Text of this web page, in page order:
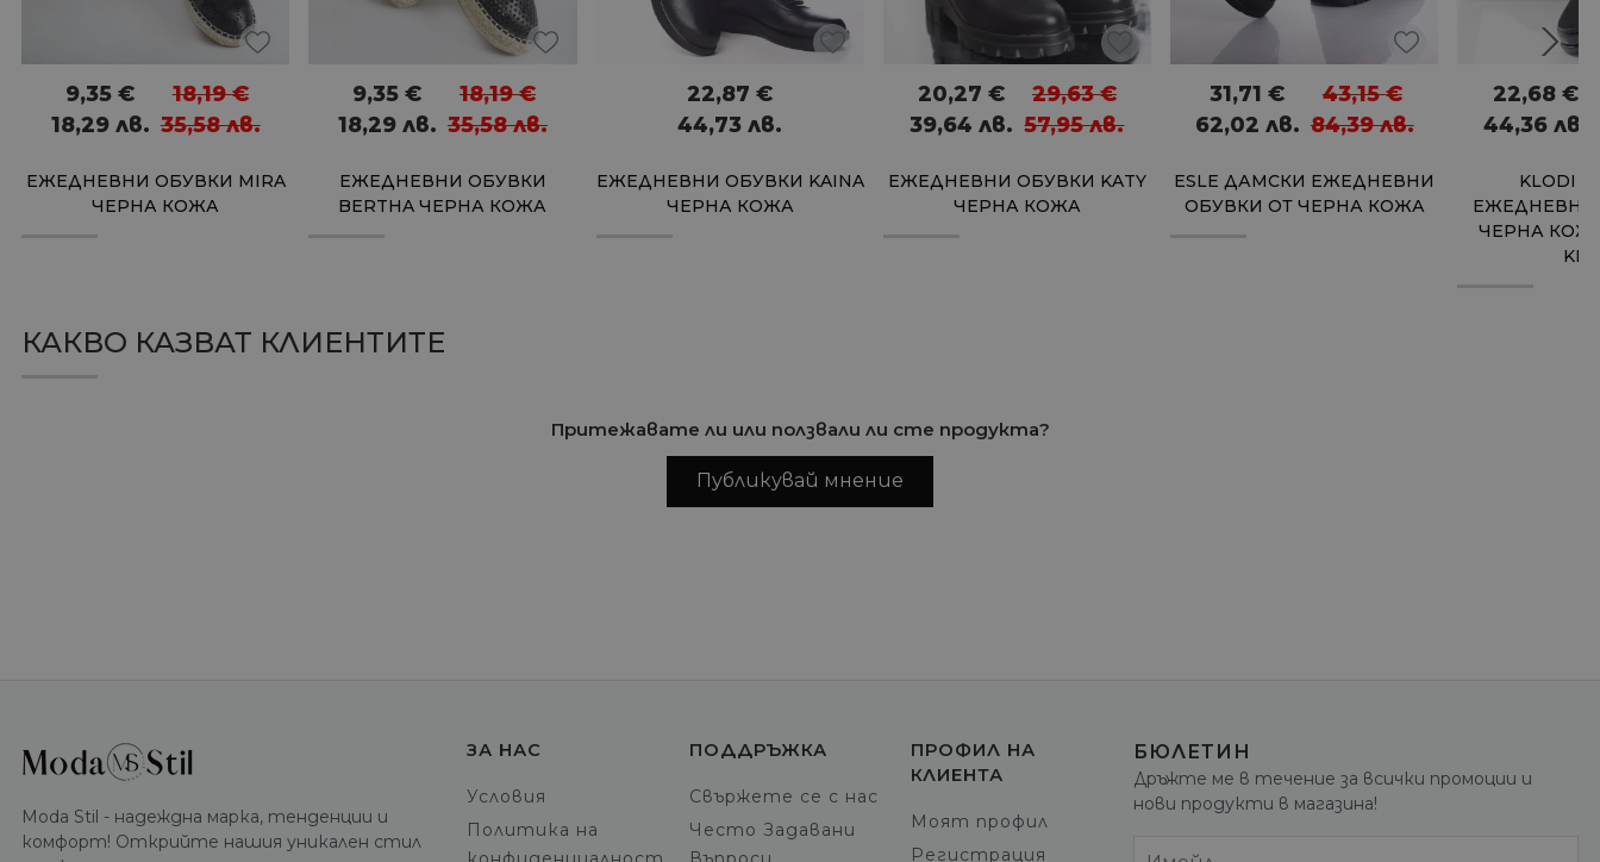
ЕЖЕДНЕВНИ ОБУВКИ MIRA
ЧЕРНА КОЖА
9,35€
18,29 лв.
18,19€
35,58лв.
ЕЖЕДНЕВНИ ОБУВКИ
BERTHA ЧЕРНА КОЖА
9,35€
18,29 лв.
18,19€
35,58лв.
ЕЖЕДНЕВНИ ОБУВКИ KAINA
ЧЕРНА КОЖА
22,87€
44,73лв.
ЕЖЕДНЕВНИ ОБУВКИ KATY
ЧЕРНА КОЖА
20,27€
39,64лв.
29,63€
57,95лв.
ESLE ДАМСКИ ЕЖЕДНЕВНИ
ОБУВКИ ОТ ЧЕРНА КОЖА
31,71€
62,02 лв.
43,15€
84,39лв.
KLODI
ЕЖЕДНЕВНИ
ЧЕРНА КОЖА
22,68€
44,36лв.
КАКВО КАЗВАТ КЛИЕНТИТЕ
Притежавате ли или ползвали ли сте продукта?
Публикувай мнение
Moda Stil - надеждна марка, тенденции и
комфорт! Открийте нашия уникален стил
ЗА НАС
Условия
Политика на
ПОДДРЪЖКА
Свържете се с нас
Често Задавани
ПРОФИЛ НА
КЛИЕНТА
Моят профил
Регистрация
БЮЛЕТИН
Дръжте ме в течение за всички промоции и
нови продукти в магазина!